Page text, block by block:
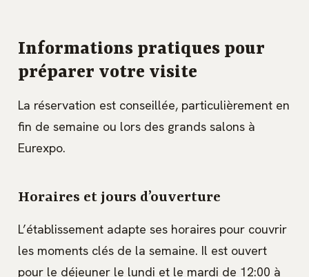
Informations pratiques pour
préparer votre visite
La réservation est conseillée, particulièrement en
fin de semaine ou lors des grands salons à
Eurexpo.
Horaires et jours d’ouverture
L’établissement adapte ses horaires pour couvrir
les moments clés de la semaine. Il est ouvert
pour le déjeuner le lundi et le mardi de 12:00 à